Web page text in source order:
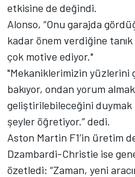
etkisine de değindi.
Alonso, “Onu garajda
kadar önem verdiğine
çok motive ediyor."
"Mekaniklerimizin yüzlerini
bakıyor, ondan yorum
geliştirilebileceğini
şeyler öğretiyor.” dedi.
Aston Martin F1’in üretim
Dzambardi-Christie ise
özetledi: “Zaman, yeni